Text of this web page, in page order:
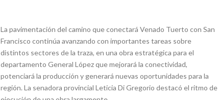
La pavimentación del camino que conectará Venado Tuerto con San
Francisco continúa avanzando con importantes tareas sobre
distintos sectores de la traza, en una obra estratégica para el
departamento General López que mejorará la conectividad,
potenciará la producción y generará nuevas oportunidades para la
región. La senadora provincial Leticia Di Gregorio destacó el ritmo de